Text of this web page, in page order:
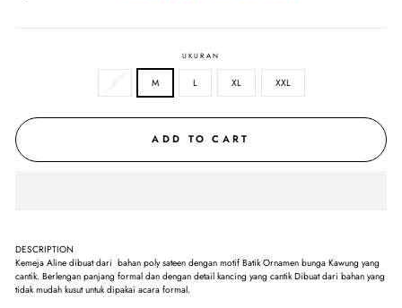
UKURAN
S M L XL XXL
ADD TO CART
DESCRIPTION
Kemeja Aline dibuat dari bahan poly sateen dengan motif Batik Ornamen bunga Kawung yang
cantik. Berlengan panjang formal dan dengan detail kancing yang cantik Dibuat dari bahan yang
tidak mudah kusut untuk dipakai acara formal.